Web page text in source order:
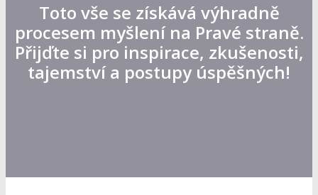
Toto vše se získává výhradně
procesem myšlení na Pravé straně.
Přijďte si pro inspirace, zkušenosti,
tajemství a postupy úspěšných!